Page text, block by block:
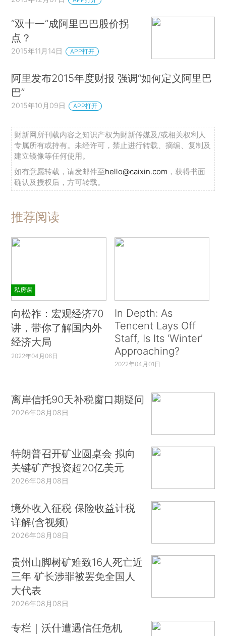
“双十一”成阿里巴巴股价拐
点？
2015年11月14日 APP打开
阿里发布2015年度财报 强调“如何定义阿里巴
巴”
2015年10月09日 APP打开
财新网所刊载内容之知识产权为财新传媒及/或相关权利人
专属所有或持有。未经许可，禁止进行转载、摘编、复制及
建立镜像等任何使用。
如有意愿转载，请发邮件至hello@caixin.com ，获得书面
确认及授权后，方可转载。
推荐阅读
私房课
向松祚：宏观经济70
讲，带你了解国内外
经济大局
2022年04月06日
In Depth: As
Tencent Lays Off
Staff, Is Its ‘Winter’
Approaching?
2022年04月01日
离岸信托90天补税窗口期疑问
2026年08月08日
特朗普召开矿业圆桌会 拟向
关键矿产投资超20亿美元
2026年08月08日
境外收入征税 保险收益计税
详解(含视频)
2026年08月08日
贵州山脚树矿难致16人死亡近
三年 矿长涉罪被罢免全国人
大代表
2026年08月08日
专栏｜沃什遭遇信任危机